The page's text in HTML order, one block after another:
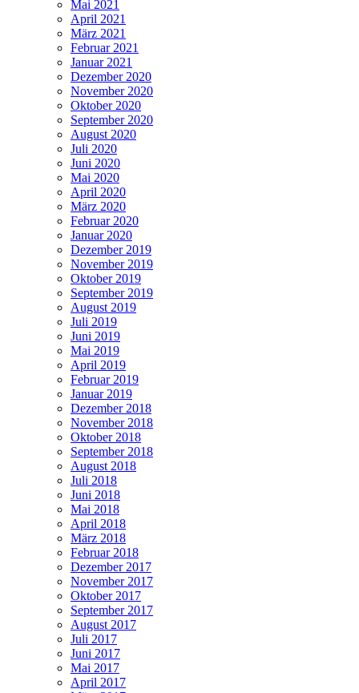
Mai 2021
April 2021
März 2021
Februar 2021
Januar 2021
Dezember 2020
November 2020
Oktober 2020
September 2020
August 2020
Juli 2020
Juni 2020
Mai 2020
April 2020
März 2020
Februar 2020
Januar 2020
Dezember 2019
November 2019
Oktober 2019
September 2019
August 2019
Juli 2019
Juni 2019
Mai 2019
April 2019
Februar 2019
Januar 2019
Dezember 2018
November 2018
Oktober 2018
September 2018
August 2018
Juli 2018
Juni 2018
Mai 2018
April 2018
März 2018
Februar 2018
Dezember 2017
November 2017
Oktober 2017
September 2017
August 2017
Juli 2017
Juni 2017
Mai 2017
April 2017